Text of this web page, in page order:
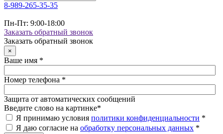
8-989-265-35-35
Пн-Пт: 9:00-18:00
Заказать обратный звонок
Заказать обратный звонок
×
Ваше имя *
Номер телефона *
Защита от автоматических сообщений
Введите слово на картинке*
Я принимаю условия политики конфиденциальности *
Я даю согласие на обработку персональных данных *